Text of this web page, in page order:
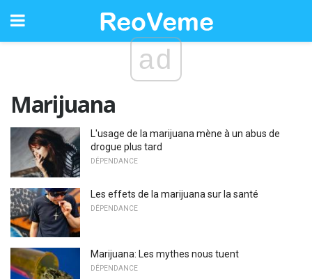
ad
Marijuana
L'usage de la marijuana mène à un abus de
drogue plus tard
DÉPENDANCE
Les effets de la marijuana sur la santé
DÉPENDANCE
Marijuana: Les mythes nous tuent
DÉPENDANCE